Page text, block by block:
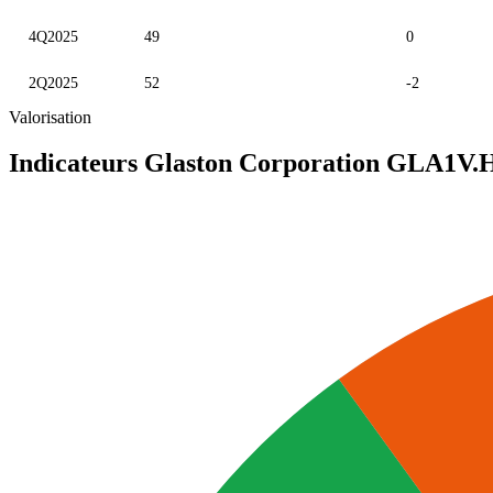
4Q2025 49 0
2Q2025 52 -2
Valorisation
Indicateurs Glaston Corporation